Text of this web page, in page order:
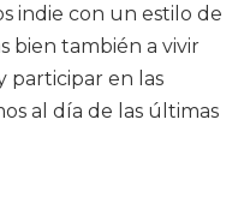
indie con un estilo de
bien también a vivir
participar en las
al día de las últimas